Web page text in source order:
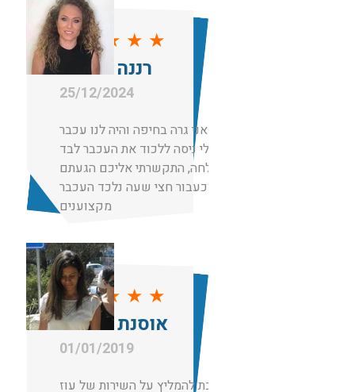
★★★ ★ ★
רננה מועלם
25/12/2024
תותחים! אני גרה בחיפה והיה לנו עכבר
בבית, בעלי ניסה ללכוד את העכבר לבד
ללא הצלחה, התקשרתי אליכם הגעתם
מקצוענים
★★★ ★ ★
אוסנת רחמים
01/01/2019
חייבת להמליץ על השירות של עוז